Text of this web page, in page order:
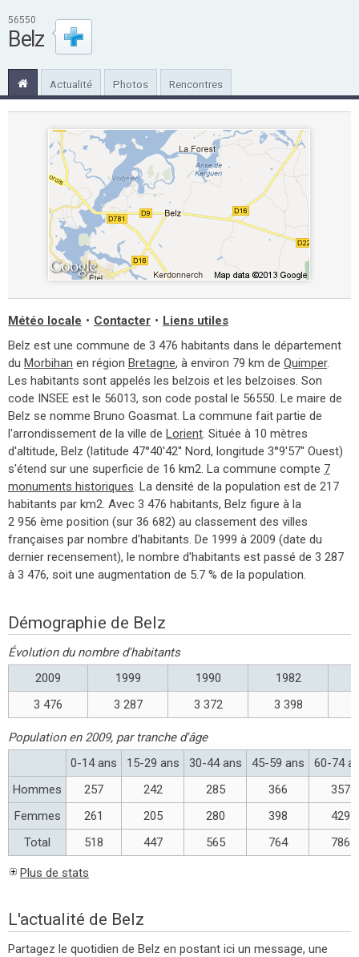
56550
Belz
Actualité Photos Rencontres
Météo locale • Contacter • Liens utiles
Belz est une commune de 3 476 habitants dans le département
du Morbihan en région Bretagne, à environ 79 km de Quimper.
Les habitants sont appelés les belzois et les belzoises. Son
code INSEE est le 56013, son code postal le 56550. Le maire de
Belz se nomme Bruno Goasmat. La commune fait partie de
l'arrondissement de la ville de Lorient. Située à 10 mètres
d'altitude, Belz (latitude 47°40'42'' Nord, longitude 3°9'57'' Ouest)
s'étend sur une superficie de 16 km2. La commune compte 7
monuments historiques. La densité de la population est de 217
habitants par km2. Avec 3 476 habitants, Belz figure à la
2 956 ème position (sur 36 682) au classement des villes
françaises par nombre d'habitants. De 1999 à 2009 (date du
dernier recensement), le nombre d'habitants est passé de 3 287
à 3 476, soit une augmentation de 5.7 % de la population.
Démographie de Belz
Évolution du nombre d'habitants
2009
1999 1990 1982
3 476
3 287 3 372 3 398
Population en 2009, par tranche d'âge
0-14 ans
15-29 ans 30-44 ans 45-59 ans
60-74
Hommes
257 242 285 366
357
Femmes
261 205 280 398
429
Total
518 447 565 764 786
Plus de stats
L'actualité de Belz
Partagez le quotidien de Belz en postant ici un message, une